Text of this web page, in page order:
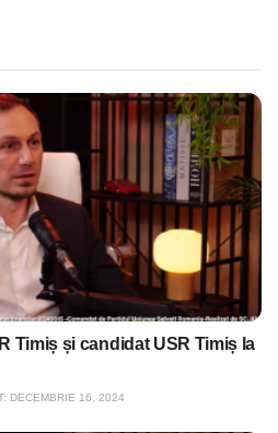
Timiș și candidat USR Timiș la
DECEMBRIE 16, 2024